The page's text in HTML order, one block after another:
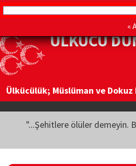
«
ÜLKÜCÜ
Ülkücülük; Müslüman ve
"...Şehitlere ölüler demeyin.